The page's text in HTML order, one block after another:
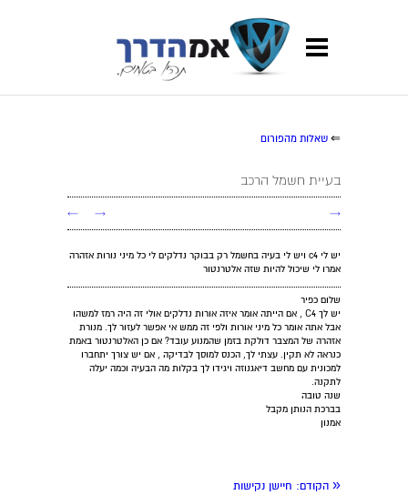
⇐ שאלות מהפורום
בעיית חשמל הרכב
→
→
←
יש לי c4 ויש לי בעיה בחשמל רק בבוקר נדלקים לי כל מיני נורות אזהרה
אמרו לי שיכול להיות שזה אלטרנטור
שלום כפיר
יש לך C4 , אם הייתה אומר איזה אורות נדלקים אולי זה היה רמז למשהו
אבל אתה אומר כל מיני אורות ולפי זה ממש אי אפשר לעזור לך. מנורת
אזהרה של המצבר דולקת בזמן שהמנוע עובד? אם כן האלטרנטור באמת
כנראה לא תקין. עצתי לך, הכנס למוסך לבדיקה , אם יש צורך יתחברו
למכונית עם מחשב דיאגנוזה ויגידו לך בקלות מה הבעיה וכמה יעלה
לתקנה.
שנה טובה
בברכת הנותן מקבל
אמנון
« הקודם: חיישן נקישות